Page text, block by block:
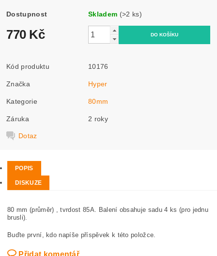
Dostupnost Skladem (>2 ks)
770 Kč
Kód produktu 10176
Značka Hyper
Kategorie 80mm
Záruka 2 roky
Dotaz
POPIS
DISKUZE
80 mm (průměr) , tvrdost 85A. Balení obsahuje sadu 4 ks (pro jednu
brusli).
Buďte první, kdo napíše příspěvek k této položce.
Přidat komentář